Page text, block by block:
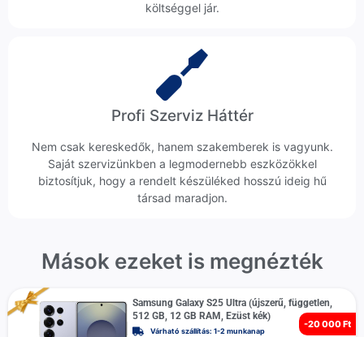
költséggel jár.
Profi Szerviz Háttér
Nem csak kereskedők, hanem szakemberek is vagyunk.
Saját szervizünkben a legmodernebb eszközökkel
biztosítjuk, hogy a rendelt készüléked hosszú ideig hű
társad maradjon.
Mások ezeket is megnézték
-20 000 Ft
Samsung Galaxy S25 Ultra (újszerű, független,
512 GB, 12 GB RAM, Ezüst kék)
Várható szállítás: 1-2 munkanap